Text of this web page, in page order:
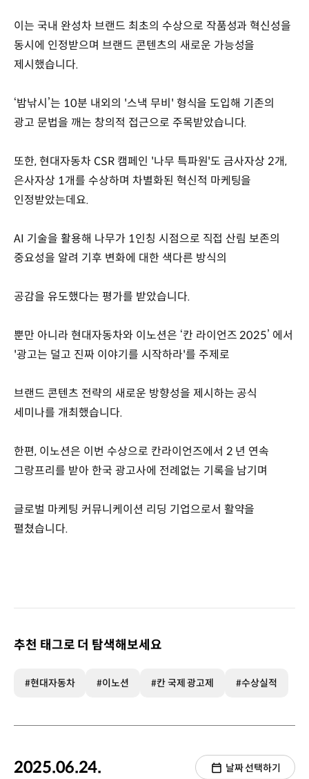
이는 국내 완성차 브랜드 최초의 수상으로 작품성과 혁신성을
동시에 인정받으며 브랜드 콘텐츠의 새로운 가능성을
제시했습니다.
‘밤낚시’는 10분 내외의 '스낵 무비' 형식을 도입해 기존의
광고 문법을 깨는 창의적 접근으로 주목받았습니다.
또한, 현대자동차 CSR 캠페인 '나무 특파원'도 금사자상 2개,
은사자상 1개를 수상하며 차별화된 혁신적 마케팅을
인정받았는데요.
AI 기술을 활용해 나무가 1인칭 시점으로 직접 산림 보존의
중요성을 알려 기후 변화에 대한 색다른 방식의
공감을 유도했다는 평가를 받았습니다.
뿐만 아니라 현대자동차와 이노션은 ‘칸 라이언즈 2025’ 에서
'광고는 덜고 진짜 이야기를 시작하라'를 주제로
브랜드 콘텐츠 전략의 새로운 방향성을 제시하는 공식
세미나를 개최했습니다.
한편, 이노션은 이번 수상으로 칸라이언즈에서 2 년 연속
그랑프리를 받아 한국 광고사에 전례없는 기록을 남기며
글로벌 마케팅 커뮤니케이션 리딩 기업으로서 활약을
펼쳤습니다.
추천 태그로 더 탐색해보세요
#현대자동차 #이노션 #칸 국제 광고제 #수상실적
2025.06.24. 날짜 선택하기